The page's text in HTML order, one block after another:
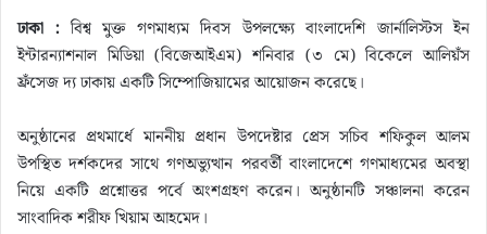
ঢাকা :বিশ্ব মুক্ত গণমাধ্যম দিবস উপলক্ষ্যে বাংলাদেশি জার্নালিস্টস ইন
ইন্টারন্যাশনাল মিডিয়া (বিজেআইএম) শনিবার (৩ মে) বিকেলে আলিয়ঁস
ফ্রঁসেজ দ্য ঢাকায় একটি সিম্পোজিয়ামের আয়োজন করেছে।
অনুষ্ঠানের প্রথমার্ধে মাননীয় প্রধান উপদেষ্টার প্রেস সচিব শফিকুল আলম
উপস্থিত দর্শকদের সাথে গণঅভ্যুত্থান পরবর্তী বাংলাদেশে গণমাধ্যমের অবস্থা
নিয়ে একটি প্রশ্নোত্তর ‍পর্বে অংশগ্রহণ করেন। অনুষ্ঠানটি সঞ্চালনা করেন
সাংবাদিক শরীফ খিয়াম আহমেদ।